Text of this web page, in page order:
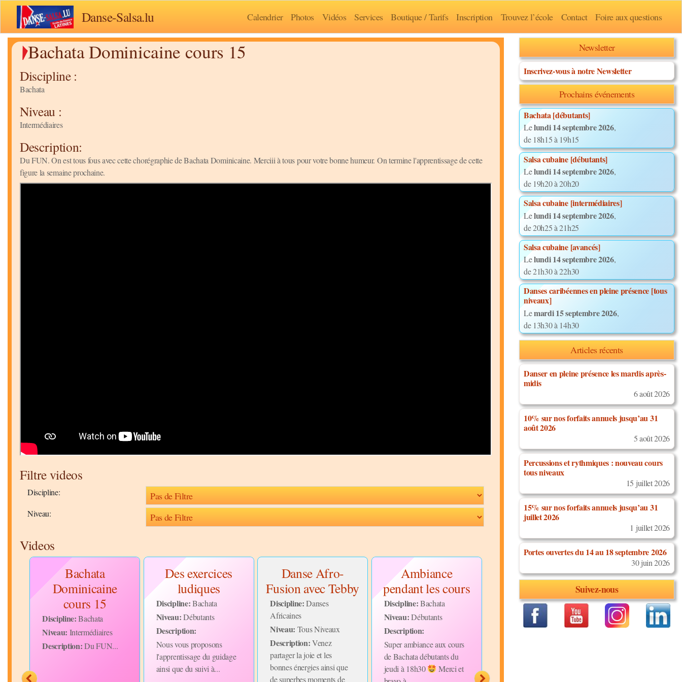
Danse-Salsa.lu Calendrier Photos Vidéos Services Boutique / Tarifs Inscription Trouvez l’école Contact Foire aux questions
Bachata Dominicaine cours 15
Discipline :
Bachata
Niveau :
Intermédiaires
Description:
Du FUN. On est tous fous avec cette chorégraphie de Bachata Dominicaine. Merciii à tous pour votre bonne humeur. On termine l'apprentissage de cette
figure la semaine prochaine.
Filtre videos
Discipline:
Niveau:
Videos
Bachata
Dominicaine
cours 15
Discipline:Bachata
Niveau: Intermédiaires
Description:Du FUN...
Des exercices
ludiques
Discipline:Bachata
Niveau:Débutants
Description:
Nous vous proposons
l'apprentissage du guidage
ainsi que du suivi à...
Danse Afro-
Fusion avec Tebby
Discipline:Danses
Africaines
Niveau: Tous Niveaux
Description:Venez
partager la joie et les
bonnes énergies ainsi que
de superbes moments de
Ambiance
pendant les cours
Discipline:Bachata
Niveau:Débutants
Description:
Super ambiance aux cours
de Bachata débutants du
jeudi à 18h30
Merci et
Démonstration
Salsa Cubaine
Discipline:Salsa Cubaine
Avancés
Description:La rentrée
Concert
train
Cubañol
Discipline: Salsa
Newsletter
Inscrivez-vous à notre Newsletter
Prochains événements
Bachata [débutants]
Lelundi 14 septembre 2026,
de 18h15 à 19h15
Salsa cubaine [débutants]
Lelundi 14 septembre 2026,
de 19h20 à 20h20
Salsa cubaine [intermédiaires]
Lelundi 14 septembre 2026,
de 20h25 à 21h25
Salsa cubaine [avancés]
Lelundi 14 septembre 2026,
de 21h30 à 22h30
Danses caribéennes en pleine présence [tous
niveaux]
Lemardi 15 septembre 2026,
de 13h30 à 14h30
Articles récents
Danser en pleine présence les mardis après-
midis
6 août 2026
10% sur nos forfaits annuels jusqu’au 31
août 2026
5 août 2026
Percussions et rythmiques : nouveau cours
tous niveaux
15 juillet 2026
15% sur nos forfaits annuels jusqu’au 31
juillet 2026
1 juillet 2026
Portes ouvertes du 14 au 18 septembre 2026
30 juin 2026
Suivez-nous